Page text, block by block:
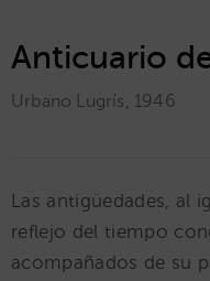
Anticuario
Urbano Lugrís, 1946
Las antigüedades, al
reflejo del tiempo
acompañados de su